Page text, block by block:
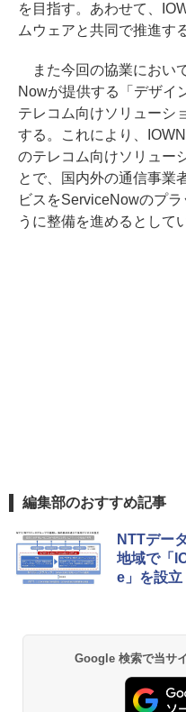
を目指す。あわせて、
ムウェアと共同で推進す
また今回の協業におい
Nowが提供する「デザイ
テレコム向けソリューシ
する。これにより、
のテレコム向けソリュー
とで、国内外の通信事業
ビスをServiceNowのプ
うに整備を進めるとして
編集部のおすすめ記事
NTTデー
地域で「
e」を設立
Google 検索で当サ